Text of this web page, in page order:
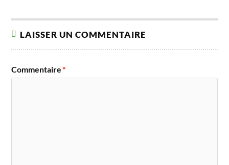
LAISSER UN COMMENTAIRE
Commentaire*